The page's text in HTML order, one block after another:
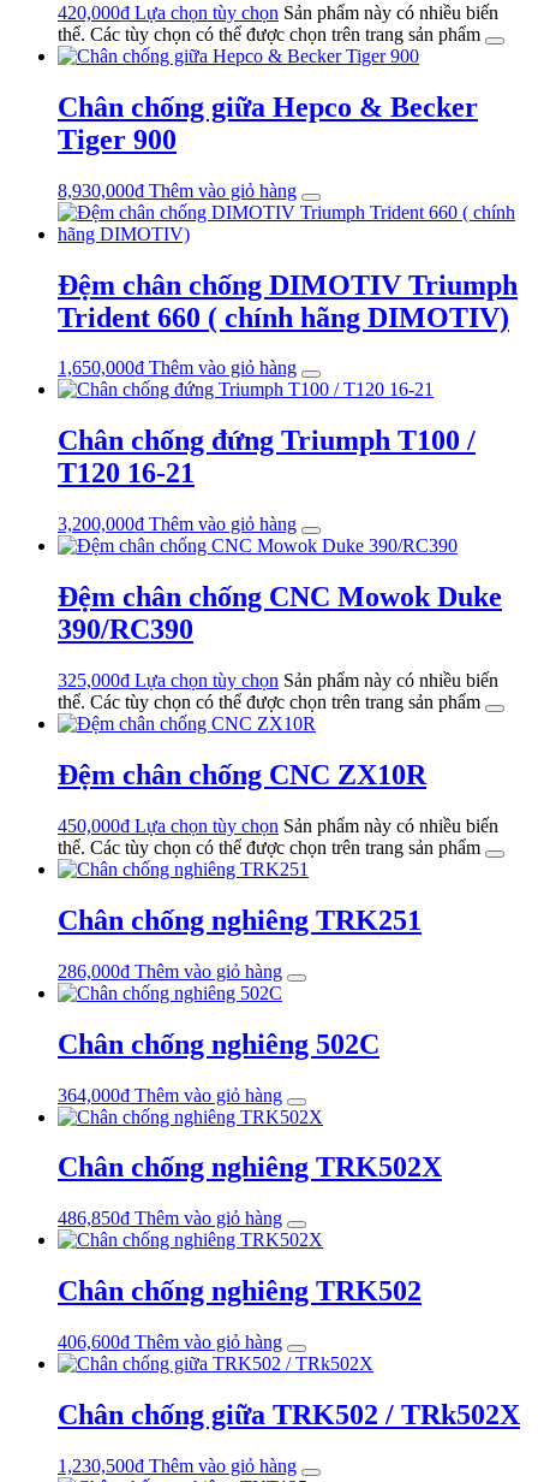
420,000₫ Lựa chọn tùy chọn Sản phẩm này có nhiều biến
thể. Các tùy chọn có thể được chọn trên trang sản phẩm
Chân chống giữa Hepco & Becker
Tiger 900
8,930,000₫ Thêm vào giỏ hàng
Đệm chân chống DIMOTIV Triumph
Trident 660 ( chính hãng DIMOTIV)
1,650,000₫ Thêm vào giỏ hàng
Chân chống đứng Triumph T100 /
T120 16-21
3,200,000₫ Thêm vào giỏ hàng
Đệm chân chống CNC Mowok Duke
390/RC390
325,000₫ Lựa chọn tùy chọn Sản phẩm này có nhiều biến
thể. Các tùy chọn có thể được chọn trên trang sản phẩm
Đệm chân chống CNC ZX10R
450,000₫ Lựa chọn tùy chọn Sản phẩm này có nhiều biến
thể. Các tùy chọn có thể được chọn trên trang sản phẩm
Chân chống nghiêng TRK251
286,000₫ Thêm vào giỏ hàng
Chân chống nghiêng 502C
364,000₫ Thêm vào giỏ hàng
Chân chống nghiêng TRK502X
486,850₫ Thêm vào giỏ hàng
Chân chống nghiêng TRK502
406,600₫ Thêm vào giỏ hàng
Chân chống giữa TRK502 / TRk502X
1,230,500₫ Thêm vào giỏ hàng